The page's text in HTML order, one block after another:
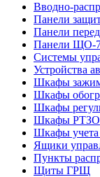
Вводно-
Панели
Панели
Панели ЩО-
Системы
Устройства
Шкафы
Шкафы
Шкафы
Шкафы РТЗО
Шкафы
Ящики
Пункты
Щиты ГРЩ